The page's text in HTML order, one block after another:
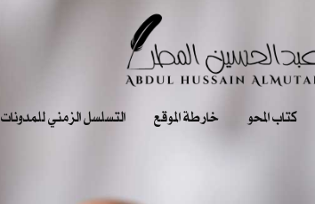
كتاب المحو خارطة الموقع التسلسل الزمني للمدونات‎ ‎ ‎ ‎ ‎